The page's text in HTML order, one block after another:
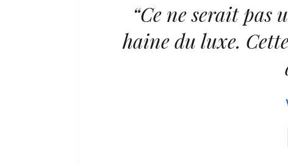
“Ce ne serait pas
haine du luxe.